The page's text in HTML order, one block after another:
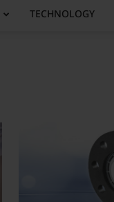
TECHNOLOGY